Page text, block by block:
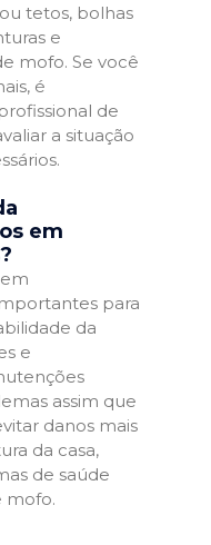
tetos, bolhas
e
mofo. Se você
é
de
a situação
em
para
da
e
assim que
danos mais
da casa,
de saúde
mofo.